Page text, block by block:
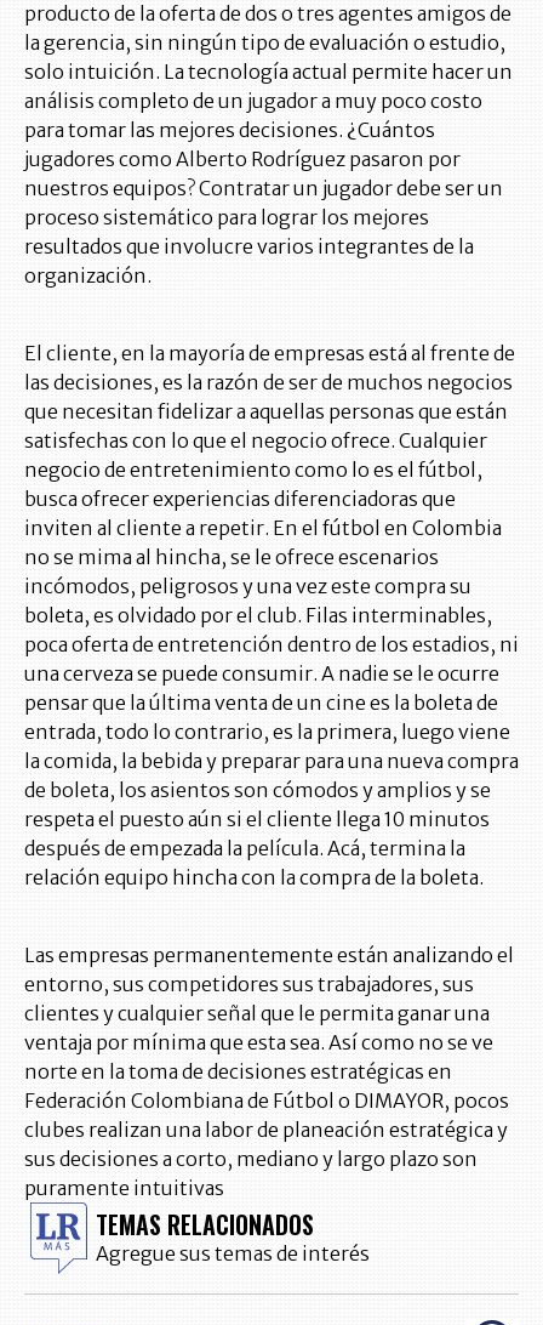
producto de la oferta de dos o tres agentes amigos de
la gerencia, sin ningún tipo de evaluación o estudio,
solo intuición. La tecnología actual permite hacer un
análisis completo de un jugador a muy poco costo
para tomar las mejores decisiones. ¿Cuántos
jugadores como Alberto Rodríguez pasaron por
nuestros equipos? Contratar un jugador debe ser un
proceso sistemático para lograr los mejores
resultados que involucre varios integrantes de la
organización.
El cliente, en la mayoría de empresas está al frente de
las decisiones, es la razón de ser de muchos negocios
que necesitan fidelizar a aquellas personas que están
satisfechas con lo que el negocio ofrece. Cualquier
negocio de entretenimiento como lo es el fútbol,
busca ofrecer experiencias diferenciadoras que
inviten al cliente a repetir. En el fútbol en Colombia
no se mima al hincha, se le ofrece escenarios
incómodos, peligrosos y una vez este compra su
boleta, es olvidado por el club. Filas interminables,
poca oferta de entretención dentro de los estadios, ni
una cerveza se puede consumir. A nadie se le ocurre
pensar que la última venta de un cine es la boleta de
entrada, todo lo contrario, es la primera, luego viene
la comida, la bebida y preparar para una nueva compra
de boleta, los asientos son cómodos y amplios y se
respeta el puesto aún si el cliente llega 10 minutos
después de empezada la película. Acá, termina la
relación equipo hincha con la compra de la boleta.
Las empresas permanentemente están analizando el
entorno, sus competidores sus trabajadores, sus
clientes y cualquier señal que le permita ganar una
ventaja por mínima que esta sea. Así como no se ve
norte en la toma de decisiones estratégicas en
Federación Colombiana de Fútbol o DIMAYOR, pocos
clubes realizan una labor de planeación estratégica y
sus decisiones a corto, mediano y largo plazo son
puramente intuitivas
TEMAS RELACIONADOS
Agregue sus temas de interés